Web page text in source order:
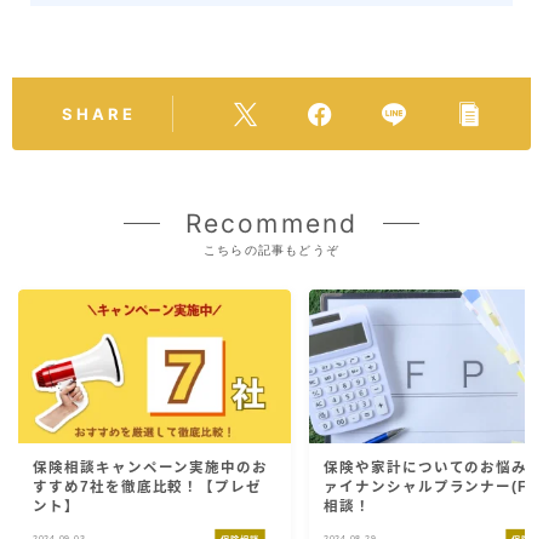
SHARE
Recommend
こちらの記事もどうぞ
保険相談キャンペーン実施中のお
すすめ7社を徹底比較！【プレゼ
ント】
保険や家計についてのお悩み
ァイナンシャルプランナー
相談！